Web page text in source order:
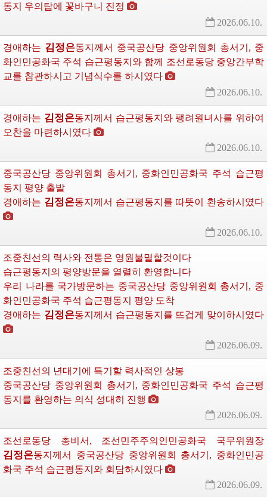
동지 우의탑에 꽃바구니 진정
2026.06.10.
경애하는 김정은동지께서 중국공산당 중앙위원회 총서기, 중
화인민공화국 주석 습근평동지와 함께 조선로동당 중앙간부학
교를 참관하시고 기념식수를 하시였다
2026.06.10.
경애하는 김정은동지께서 습근평동지와 팽려원녀사를 위하여
오찬을 마련하시였다
2026.06.10.
중국공산당 중앙위원회 총서기, 중화인민공화국 주석 습근평
동지 평양 출발
경애하는 김정은동지께서 습근평동지를 따뜻이 환송하시였다
2026.06.10.
조중친선의 력사와 전통은 영원불멸할것이다
습근평동지의 평양방문을 열렬히 환영합니다
우리 나라를 국가방문하는 중국공산당 중앙위원회 총서기, 중
화인민공화국 주석 습근평동지 평양 도착
경애하는 김정은동지께서 습근평동지를 뜨겁게 맞이하시였다
2026.06.09.
조중친선의 년대기에 특기할 력사적인 상봉
중국공산당 중앙위원회 총서기, 중화인민공화국 주석 습근평
동지를 환영하는 의식 성대히 진행
2026.06.09.
조선로동당 총비서 , 조선민주주의인민공화국 국무위원장
김정은동지께서
중국공산당 중앙위원회 총서기, 중화인민공
화국 주석 습근평동지와 회담하시였다
2026.06.09.